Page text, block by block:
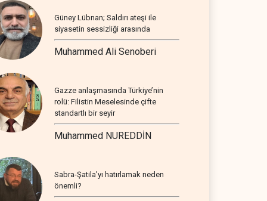
Güney Lübnan; Saldırı ateşi ile
siyasetin sessizliği arasında
Muhammed Ali Senoberi
Gazze anlaşmasında Türkiye’nin
rolü: Filistin Meselesinde çifte
standartlı bir seyir
Muhammed NUREDDİN
Sabra-Şatila’yı hatırlamak neden
önemli?